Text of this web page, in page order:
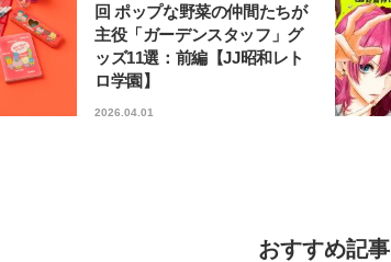
回 ポップな野菜の仲間たちが
主役「ガーデンスタッフ」グ
ッズ11選：前編【JJ昭和レト
ロ学園】
2026.04.01
おすすめ記事